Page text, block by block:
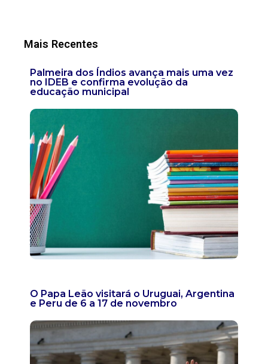
Mais Recentes
Palmeira dos Índios avança mais uma vez
no IDEB e confirma evolução da
educação municipal
O Papa Leão visitará o Uruguai, Argentina
e Peru de 6 a 17 de novembro